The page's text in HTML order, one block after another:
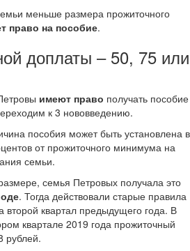
меньше размера прожиточного
право на пособие.
доплаты – 50, 75 или
имеют право получать пособие
к 3 нововведению.
пособия может быть установлена в
от прожиточного минимума на
семьи.
семья Петровых получала это
. Тогда действовали старые правила
квартал предыдущего года. В
квартале 2019 года прожиточный
рублей.